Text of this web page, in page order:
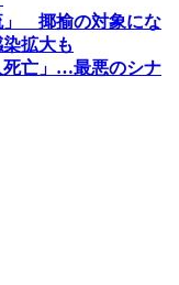
」 揶揄の対象にな
拡大も
死亡」…最悪のシナ